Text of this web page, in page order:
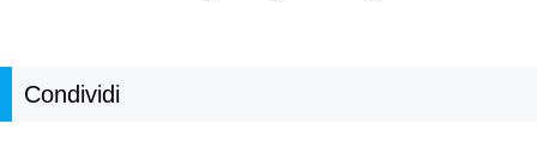
Condividi